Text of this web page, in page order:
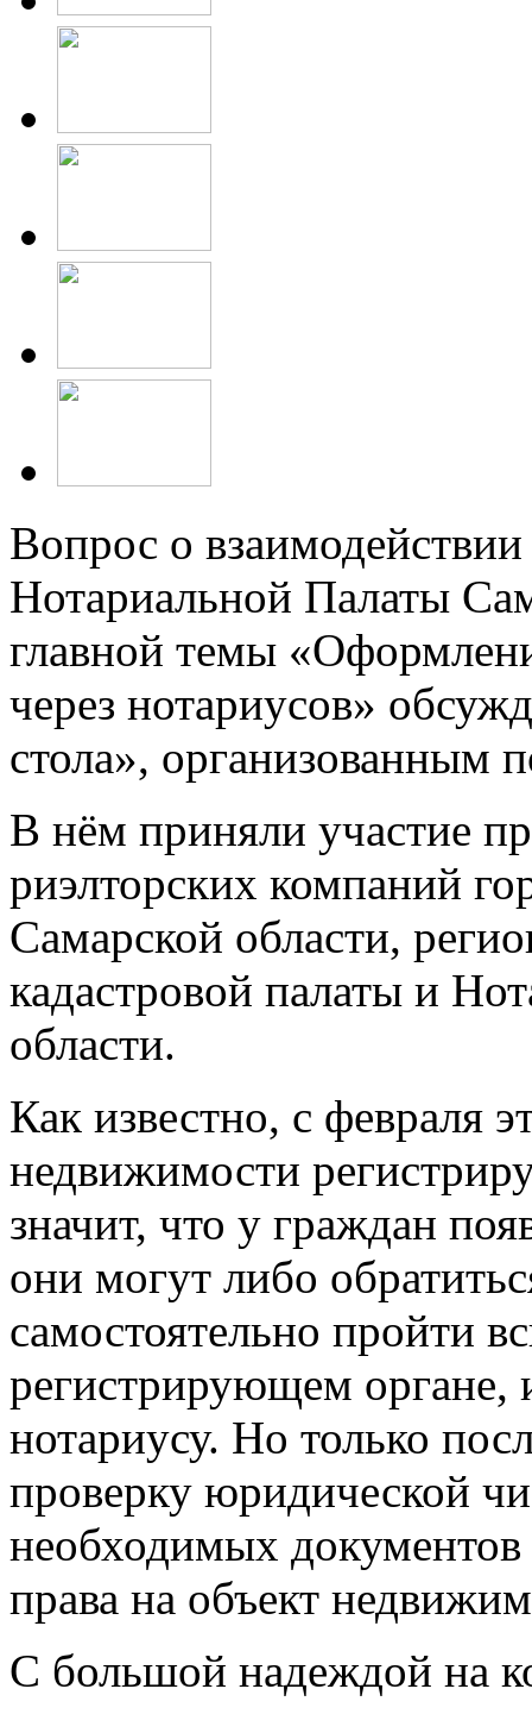
Вопрос о
Нотариальной Палаты
главной темы
через нотариусов»
стола», организованным
В нём приняли участие
риэлторских компаний
Самарской области,
кадастровой палаты и
области.
Как известно, с февраля
недвижимости
значит, что у граждан
они могут либо
самостоятельно пройти
регистрирующем органе,
нотариусу. Но только
проверку юридической
необходимых
права на объект
С большой надеждой на